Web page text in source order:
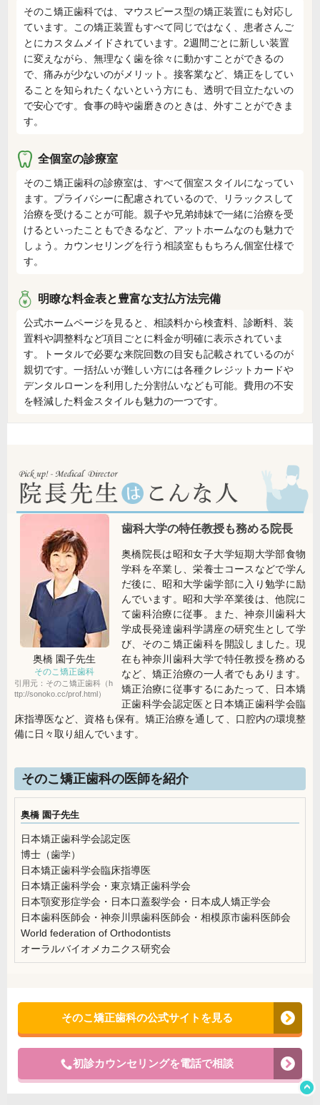
そのこ矯正歯科では、マウスピース型の矯正装置にも対応し
ています。この矯正装置もすべて同じではなく、患者さんご
とにカスタムメイドされています。2週間ごとに新しい装置
に変えながら、無理なく歯を徐々に動かすことができるの
で、痛みが少ないのがメリット。接客業など、矯正をしてい
ることを知られたくないという方にも、透明で目立たないの
で安心です。食事の時や歯磨きのときは、外すことができま
す。
全個室の診療室
そのこ矯正歯科の診療室は、すべて個室スタイルになってい
ます。プライバシーに配慮されているので、リラックスして
治療を受けることが可能。親子や兄弟姉妹で一緒に治療を受
けるといったこともできるなど、アットホームなのも魅力で
しょう。カウンセリングを行う相談室ももちろん個室仕様で
す。
明瞭な料金表と豊富な支払方法完備
公式ホームページを見ると、相談料から検査料、診断料、装
置料や調整料など項目ごとに料金が明確に表示されていま
す。トータルで必要な来院回数の目安も記載されているのが
親切です。一括払いが難しい方には各種クレジットカードや
デンタルローンを利用した分割払いなども可能。費用の不安
を軽減した料金スタイルも魅力の一つです。
奥橋 園子先生
そのこ矯正歯科
引用元：そのこ矯正歯科（h
ttp://sonoko.cc/prof.html）
歯科大学の特任教授も務める院長
奥橋院長は昭和女子大学短期大学部食物
学科を卒業し、栄養士コースなどで学ん
だ後に、昭和大学歯学部に入り勉学に励
んでいます。昭和大学卒業後は、他院に
て歯科治療に従事。また、神奈川歯科大
学成長発達歯科学講座の研究生として学
び、そのこ矯正歯科を開設しました。現
在も神奈川歯科大学で特任教授を務める
など、矯正治療の一人者でもあります。
矯正治療に従事するにあたって、日本矯
正歯科学会認定医と日本矯正歯科学会臨
床指導医など、資格も保有。矯正治療を通して、口腔内の環境整
備に日々取り組んでいます。
そのこ矯正歯科の医師を紹介
奥橋 園子先生
日本矯正歯科学会認定医
博士（歯学）
日本矯正歯科学会臨床指導医
日本矯正歯科学会・東京矯正歯科学会
日本顎変形症学会・日本口蓋裂学会・日本成人矯正学会
日本歯科医師会・神奈川県歯科医師会・相模原市歯科医師会
World federation of Orthodontists
オーラルバイオメカニクス研究会
そのこ矯正歯科の公式サイトを見る
初診カウンセリングを電話で相談